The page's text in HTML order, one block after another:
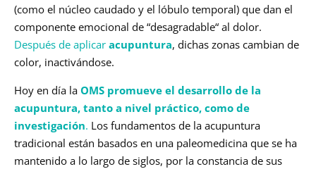
(como el núcleo caudado y el lóbulo temporal) que dan el
componente emocional de “desagradable“ al dolor.
Después de aplicar acupuntura, dichas zonas cambian de
color, inactivándose.
Hoy en día la OMS promueve el desarrollo de la
acupuntura, tanto a nivel práctico, como de
investigación. Los fundamentos de la acupuntura
tradicional están basados en una paleomedicina que se ha
mantenido a lo largo de siglos, por la constancia de sus